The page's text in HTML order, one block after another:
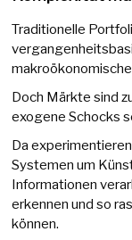
Traditionelle
Doch Märkte sind
exogene Schocks
Da
Systemen um
Informationen
erkennen und so
können.